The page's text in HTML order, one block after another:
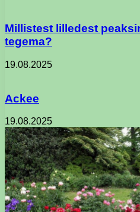
Millistest lilledest
tegema?
19.08.2025
Ackee
19.08.2025